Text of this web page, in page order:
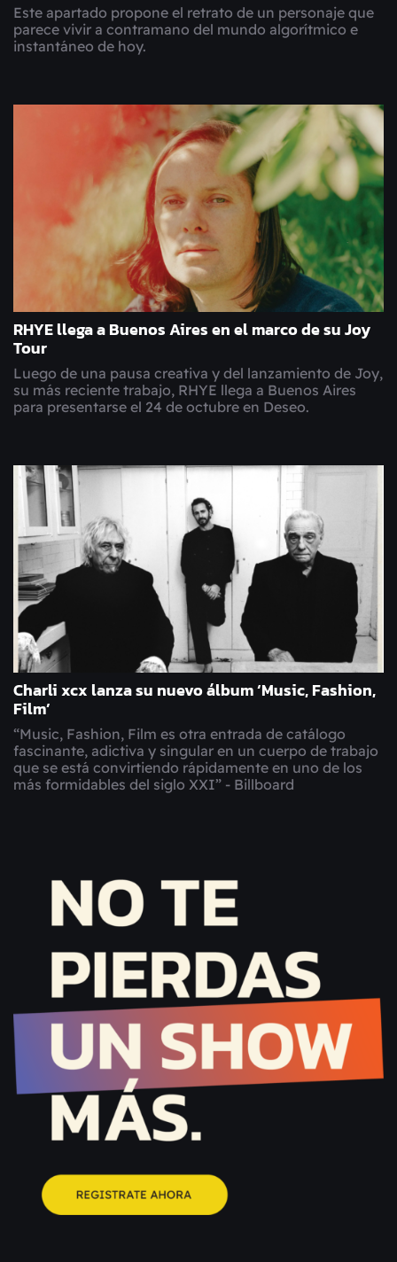
Este apartado propone el retrato de un personaje que
parece vivir a contramano del mundo algorítmico e
instantáneo de hoy.
RHYE llega a Buenos Aires en el marco de su Joy
Tour
Luego de una pausa creativa y del lanzamiento de Joy,
su más reciente trabajo, RHYE llega a Buenos Aires
para presentarse el 24 de octubre en Deseo.
Charli xcx lanza su nuevo álbum ‘Music, Fashion,
Film’
“Music, Fashion, Film es otra entrada de catálogo
fascinante, adictiva y singular en un cuerpo de trabajo
que se está convirtiendo rápidamente en uno de los
más formidables del siglo XXI” - Billboard